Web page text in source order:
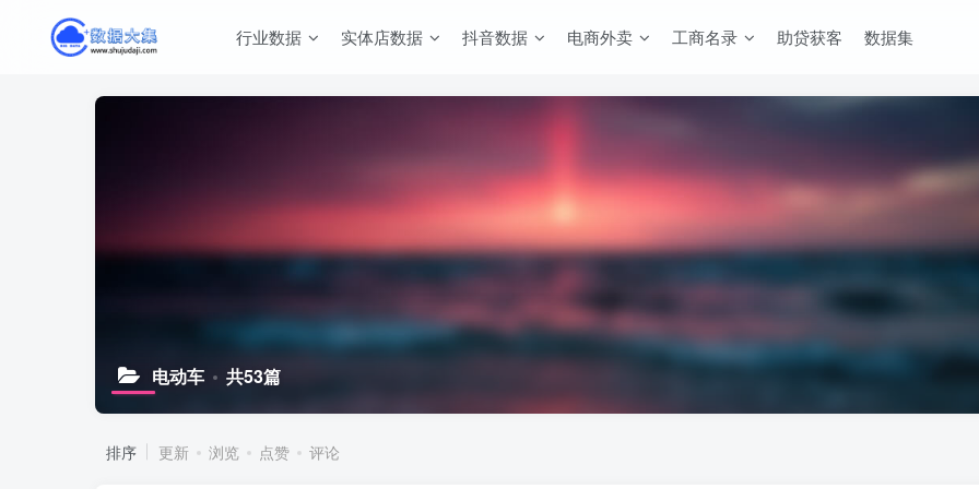
行业数据 实体店数据 抖音数据 电商外卖 工商名录 助贷获客 数据集
电动车 共53篇
排序 更新 浏览 点赞 评论